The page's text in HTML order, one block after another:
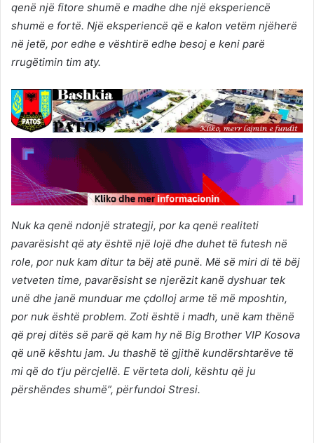
qenë një fitore shumë e madhe dhe një eksperiencë
shumë e fortë. Një eksperiencë që e kalon vetëm njëherë
në jetë, por edhe e vështirë edhe besoj e keni parë
rrugëtimin tim aty.
Nuk ka qenë ndonjë strategji, por ka qenë realiteti
pavarësisht që aty është një lojë dhe duhet të futesh në
role, por nuk kam ditur ta bëj atë punë. Më së miri di të bëj
vetveten time, pavarësisht se njerëzit kanë dyshuar tek
unë dhe janë munduar me çdolloj arme të më mposhtin,
por nuk është problem. Zoti është i madh, unë kam thënë
që prej ditës së parë që kam hy në Big Brother VIP Kosova
që unë kështu jam. Ju thashë të gjithë kundërshtarëve të
mi që do t’ju përcjellë. E vërteta doli, kështu që ju
përshëndes shumë”, përfundoi Stresi.